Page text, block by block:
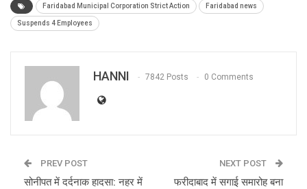
Faridabad Municipal Corporation Strict Action Faridabad news
Suspends 4 Employees
HANNI 7842 Posts 0 Comments
PREV POST
सोनीपत में दर्दनाक हादसा: नहर में
NEXT POST
फरीदाबाद में सगाई समारोह बना